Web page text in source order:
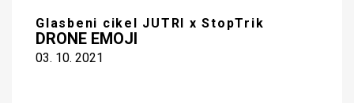
Glasbeni cikel JUTRI x StopTrik
DRONE EMOJI
03. 10. 2021